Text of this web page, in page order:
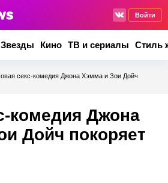
Войти
Звезды Кино ТВ и сериалы Стиль
секс-комедия Джона Хэмма и Зои Дойч
комедия Джона
Дойч покоряет